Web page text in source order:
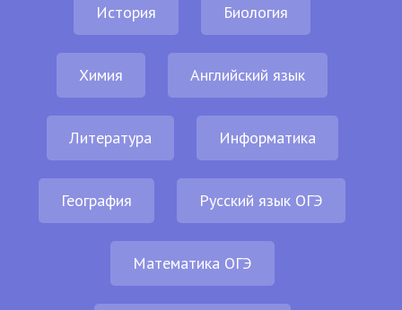
История Биология
Химия Английский язык
Литература Информатика
География Русский язык ОГЭ
Математика ОГЭ